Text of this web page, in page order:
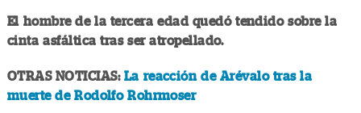
El hombre de la tercera edad quedó tendido sobre la
cinta asfáltica tras ser atropellado.
OTRAS NOTICIAS: La reacción de Arévalo tras la
muerte de Rodolfo Rohrmoser